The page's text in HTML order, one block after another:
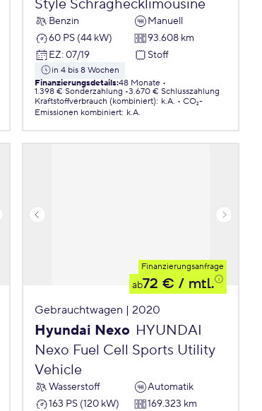
Style Schräghecklimousine
Benzin
Manuell
60 PS (44 kW)
93.608 km
EZ: 07/19 Stoff
in 4 bis 8 Wochen
Finanzierungsdetails:48 Monate
1.398 € Sonderzahlung 3.670 € Schlusszahlung
Kraftstoffverbrauch (kombiniert): k.A.
CO₂-
Emissionen kombiniert: k.A.
Finanzierungsanfrage
ab72 € / mtl.
Gebrauchtwagen | 2020
Hyundai Nexo HYUNDAI
Nexo Fuel Cell Sports Utility
Vehicle
Wasserstoff
Automatik
163 PS (120 kW)
169.323 km